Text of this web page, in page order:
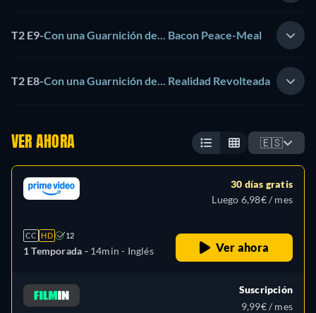
T2 E9-Con una Guarnición de... Bacon Peace-Meal
T2 E8-Con una Guarnición de... Realidad Revolteada
VER AHORA 🇪🇸
CC HD 12
1 Temporada - 14min - Inglés
30 días gratis
Luego 6,98€ / mes
Ver ahora
Suscripción
9,99€ / mes